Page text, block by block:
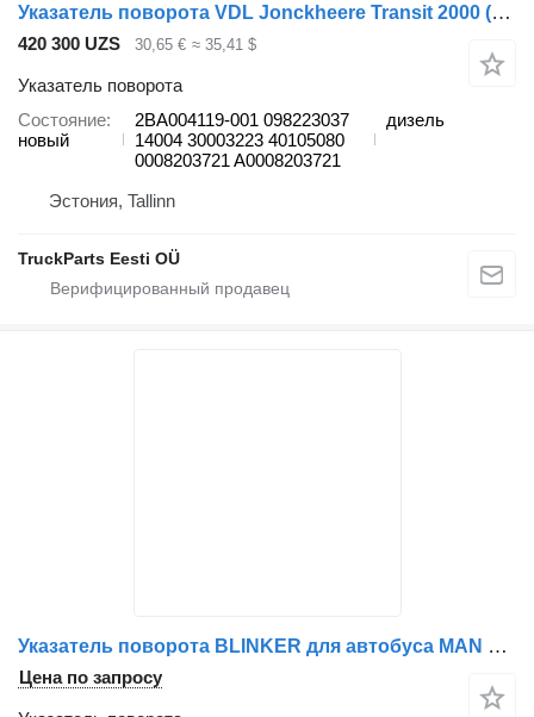
Указатель поворота VDL Jonckheere Transit 2000 (01.05-12.13) 2BA004119-001 для автобуса VDL Jonckheere Transit 2000 (2005-2013)
420 300 UZS 30,65 € ≈ 35,41 $
Указатель поворота
Состояние
новый
2BA004119-001 098223037
14004 30003223 40105080
0008203721 A0008203721
дизель
Эстония, Tallinn
TruckParts Eesti OÜ
Указатель поворота BLINKER для автобуса MAN LIONS CITY
Цена по запросу